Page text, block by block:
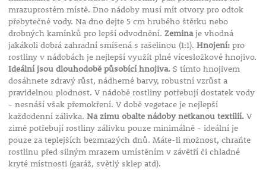
mrazuprostém místě. Dno nádoby musí mít otvory pro odtok
přebytečné vody. Na dno dejte 5 cm hrubého štěrku nebo
drobných kamínků pro lepší odvodnění. Zeminaje vhodná
jakákoli dobrá zahradní smíšená s rašelinou (1:1). Hnojení:pro
rostliny v nádobách je nejlepší využít plné vícesložkové hnojivo.
Ideální jsou dlouhodobě působící hnojiva.S tímto hnojivem
dosáhnete zdravý růst, nádherné barvy, robustní vzrůst a
pravidelnou plodnost. V nádobě rostliny potřebují dostatek vody
- nesnáší však přemokření. V době vegetace je nejlepší
každodenní zálivka. Na zimu obalte nádoby netkanou textilií.V
zimě potřebují rostliny zálivku pouze minimálně - ideální je
pouze za teplejších bezmrazých dnů. Máte-li možnost, chraňte
rostlinu před silným mrazem umístěním v závětří či chladné
kryté místnosti (garáž, světlý sklep atd).